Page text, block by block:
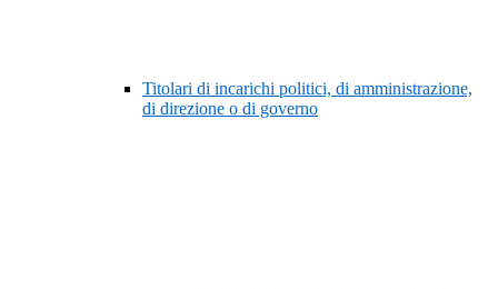
Titolari di incarichi politici, di amministrazione,
di direzione o di governo